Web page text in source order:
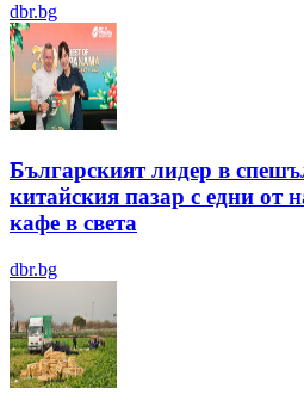
dbr.bg
Българският лидер в
китайския пазар с едни от
кафе в света
dbr.bg